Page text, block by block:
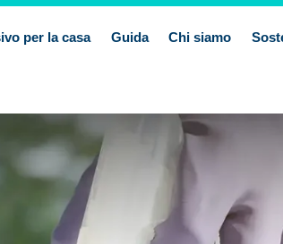
per la casa Guida Chi siamo